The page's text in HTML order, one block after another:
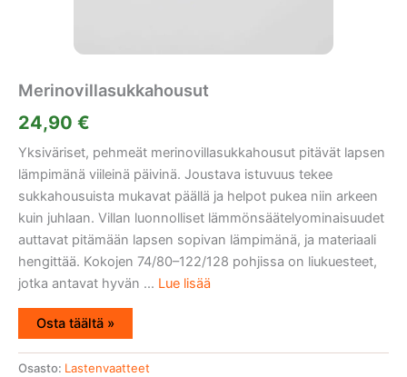
Merinovillasukkahousut
24,90 €
Yksiväriset, pehmeät merinovillasukkahousut pitävät lapsen
lämpimänä viileinä päivinä. Joustava istuvuus tekee
sukkahousuista mukavat päällä ja helpot pukea niin arkeen
kuin juhlaan. Villan luonnolliset lämmönsäätelyominaisuudet
auttavat pitämään lapsen sopivan lämpimänä, ja materiaali
hengittää. Kokojen 74/80–122/128 pohjissa on liukuesteet,
jotka antavat hyvän ... Lue lisää
Osta täältä »
Osasto: Lastenvaatteet